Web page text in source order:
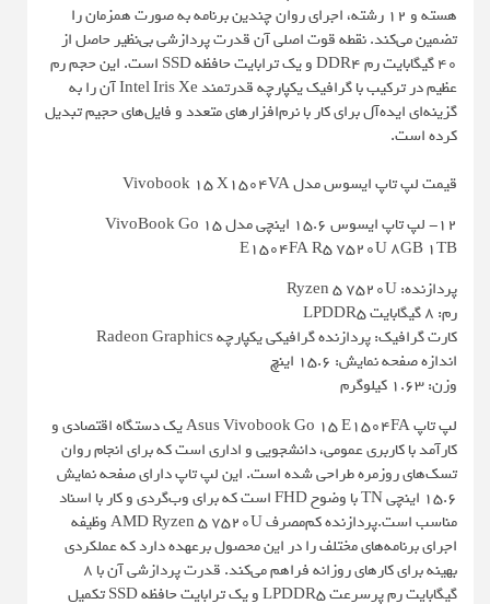
هسته و 12 رشته، اجرای روان چندین برنامه به صورت همزمان را
تضمین می‌کند. نقطه قوت اصلی آن قدرت پردازشی بی‌نظیر حاصل از
40 گیگابایت رم DDR4 و یک ترابایت حافظه SSD است. این حجم رم
عظیم در ترکیب با گرافیک یکپارچه قدرتمند Intel Iris Xe آن را به
گزینه‌ای ایده‌آل برای کار با نرم‌افزارهای متعدد و فایل‌های حجیم تبدیل
کرده است.
قیمت لپ تاپ ایسوس مدل Vivobook 15 X1504VA
12- لپ تاپ ایسوس 15.6 اینچی مدل VivoBook Go 15
E1504FA R5 7520U 8GB 1TB
پردازنده: Ryzen 5 7520U
رم: 8 گیگابایت LPDDR5
کارت گرافیک: پردازنده گرافیکی یکپارچه Radeon Graphics
اندازه صفحه نمایش: 15.6 اینچ
وزن: 1.63 کیلوگرم
لپ تاپ Asus Vivobook Go 15 E1504FA یک دستگاه اقتصادی و
کارآمد با کاربری عمومی، دانشجویی و اداری است که برای انجام روان
تسک‌های روزمره طراحی شده است. این لپ تاپ دارای صفحه نمایش
15.6 اینچی TN با وضوح FHD است که برای وب‌گردی و کار با اسناد
مناسب است.پردازنده کم‌مصرف AMD Ryzen 5 7520U وظیفه
اجرای برنامه‌های مختلف را در این محصول برعهده دارد که عملکردی
بهینه برای کارهای روزانه فراهم می‌کند. قدرت پردازشی آن با 8
گیگابایت رم پرسرعت LPDDR5 و یک ترابایت حافظه SSD تکمیل